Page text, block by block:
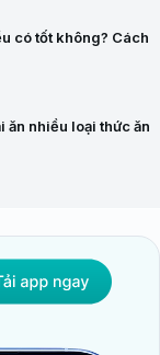
có tốt không? Cách
ăn nhiều loại thức ăn